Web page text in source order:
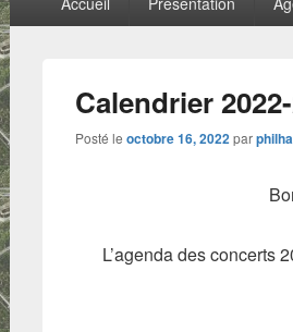
principal
Calendrier
Posté le octobre 16, 2022par
L’agenda des concerts